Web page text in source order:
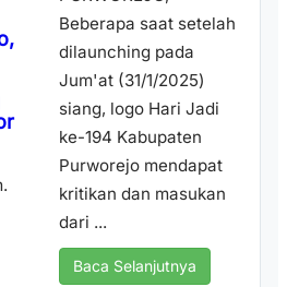
Beberapa saat setelah
dilaunching pada
Jum'at (31/1/2025)
siang, logo Hari Jadi
ke-194 Kabupaten
Purworejo mendapat
kritikan dan masukan
dari ...
Baca Selanjutnya